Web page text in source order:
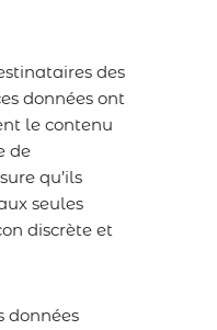
des
données ont
le contenu
de
qu’ils
seules
discrète et
données